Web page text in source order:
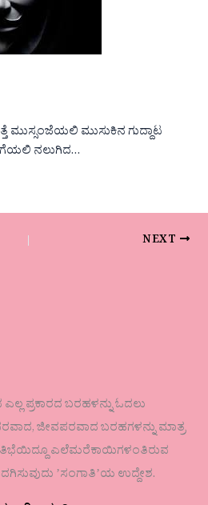
ಮುಸ್ಸಂಜೆಯಲಿ ಮುಸುಕಿನ ಗುದ್ದಾಟ
ನಲುಗಿದ…
NEXT
ಪ್ರಕಾರದ ಬರಹಳನ್ನು ಓದಲು
ಜೀವಪರವಾದ ಬರಹಗಳನ್ನು ಮಾತ್ರ
ಎಲೆಮರೆಕಾಯಿಗಳಂತಿರುವ
ʼಸಂಗಾತಿʼಯ ಉದ್ದೇಶ.